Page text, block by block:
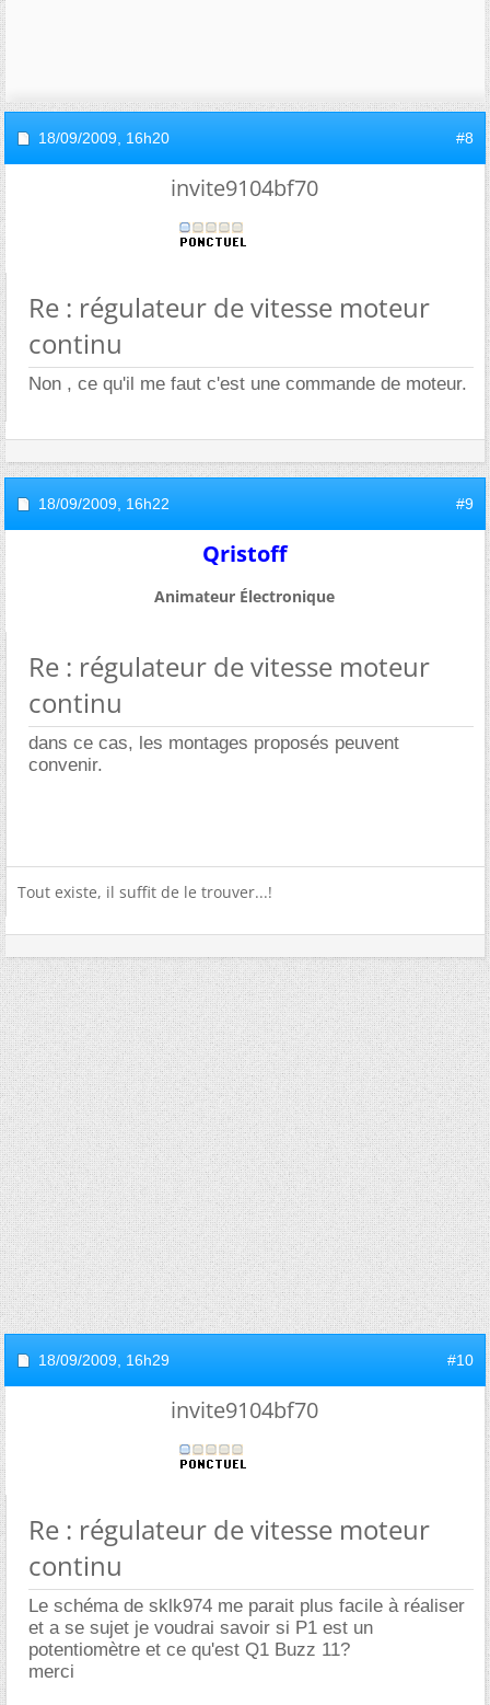
18/09/2009, 16h20 #8
invite9104bf70
Re : régulateur de vitesse moteur
continu
Non , ce qu'il me faut c'est une commande de moteur.
18/09/2009, 16h22 #9
Qristoff
Animateur Électronique
Re : régulateur de vitesse moteur
continu
dans ce cas, les montages proposés peuvent
convenir.
Tout existe, il suffit de le trouver...!
18/09/2009, 16h29 #10
invite9104bf70
Re : régulateur de vitesse moteur
continu
Le schéma de sklk974 me parait plus facile à réaliser
et a se sujet je voudrai savoir si P1 est un
potentiomètre et ce qu'est Q1 Buzz 11?
merci